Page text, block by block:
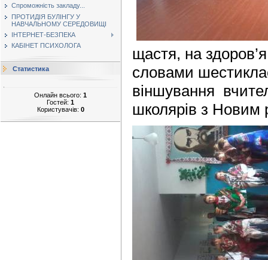
Спроможність закладу...
ПРОТИДІЯ БУЛІНГУ У
НАВЧАЛЬНОМУ СЕРЕДОВИЩІ
ІНТЕРНЕТ-БЕЗПЕКА
КАБІНЕТ ПСИХОЛОГА
Статистика
Онлайн всього: 1
Гостей: 1
Користувачів: 0
щастя, на
словами
віншування
школярів з Новим